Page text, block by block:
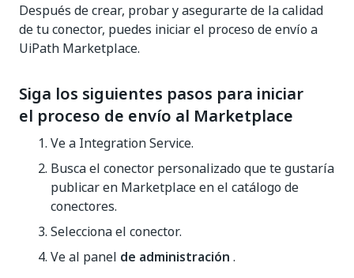
Después de crear, probar y asegurarte de la calidad
de tu conector, puedes iniciar el proceso de envío a
UiPath Marketplace.
Siga los siguientes pasos para iniciar
el proceso de envío al Marketplace
Ve a Integration Service.
Busca el conector personalizado que te gustaría
publicar en Marketplace en el catálogo de
conectores.
Selecciona el conector.
Ve al panel de administración .